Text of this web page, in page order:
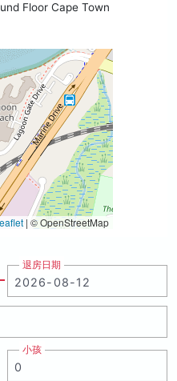
Floor Cape Town
| © OpenStreetMap
退房日期
小孩